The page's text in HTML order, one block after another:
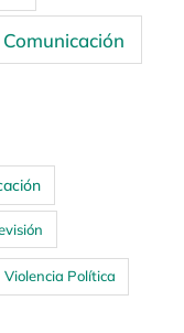
Violencia Política